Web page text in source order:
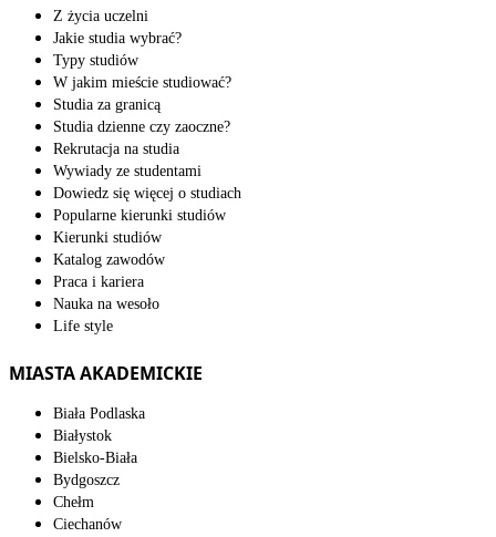
Z życia uczelni
Jakie studia wybrać?
Typy studiów
W jakim mieście studiować?
Studia za granicą
Studia dzienne czy zaoczne?
Rekrutacja na studia
Wywiady ze studentami
Dowiedz się więcej o studiach
Popularne kierunki studiów
Kierunki studiów
Katalog zawodów
Praca i kariera
Nauka na wesoło
Life style
MIASTA AKADEMICKIE
Biała Podlaska
Białystok
Bielsko-Biała
Bydgoszcz
Chełm
Ciechanów